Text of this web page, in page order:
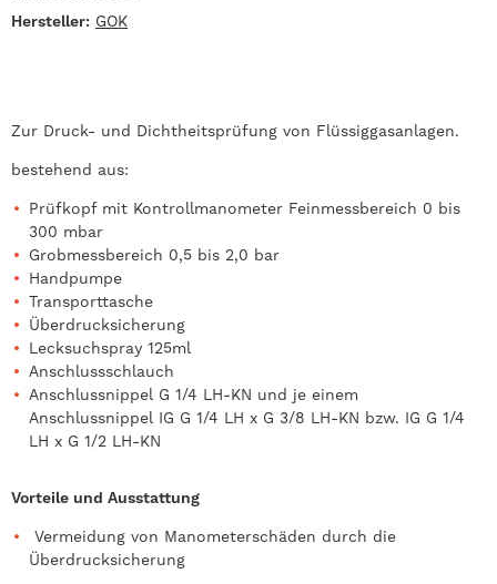
Hersteller: GOK
Zur Druck- und Dichtheitsprüfung von Flüssiggasanlagen.
bestehend aus:
Prüfkopf mit Kontrollmanometer Feinmessbereich 0 bis
300 mbar
Grobmessbereich 0,5 bis 2,0 bar
Handpumpe
Transporttasche
Überdrucksicherung
Lecksuchspray 125ml
Anschlussschlauch
Anschlussnippel G 1/4 LH-KN und je einem
Anschlussnippel IG G 1/4 LH x G 3/8 LH-KN bzw. IG G 1/4
LH x G 1/2 LH-KN
Vorteile und Ausstattung
Vermeidung von Manometerschäden durch die
Überdrucksicherung